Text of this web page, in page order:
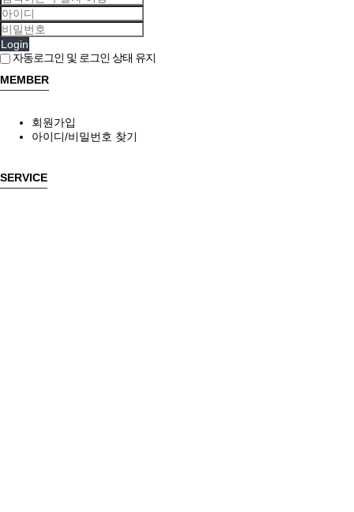
Login
자동로그인 및 로그인 상태 유지
MEMBER
회원가입
아이디/비밀번호 찾기
SERVICE